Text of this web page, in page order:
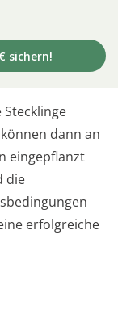
sichern!
dann an
eingepflanzt
die
erfolgreiche